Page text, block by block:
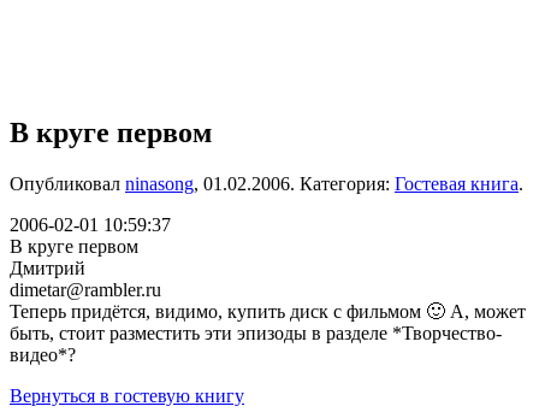
В круге первом
Опубликовал ninasong, 01.02.2006. Категория: Гостевая книга.
2006-02-01 10:59:37
В круге первом
Дмитрий
dimetar@rambler.ru
Теперь придётся, видимо, купить диск с фильмом 🙂 А, может
быть, стоит разместить эти эпизоды в разделе *Творчество-
видео*?
Вернуться в гостевую книгу